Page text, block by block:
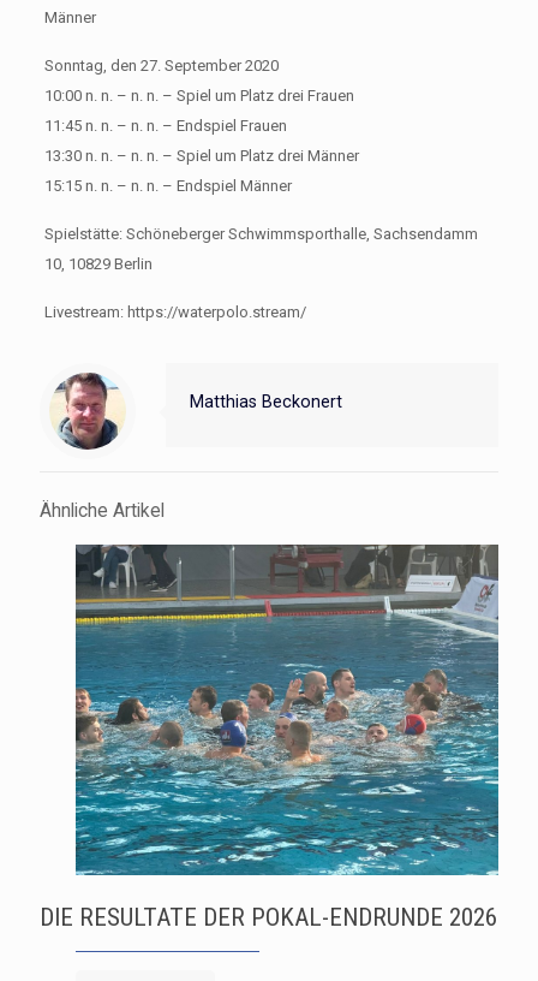
Männer
Sonntag, den 27. September 2020
10:00 n. n. – n. n. – Spiel um Platz drei Frauen
11:45 n. n. – n. n. – Endspiel Frauen
13:30 n. n. – n. n. – Spiel um Platz drei Männer
15:15 n. n. – n. n. – Endspiel Männer
Spielstätte: Schöneberger Schwimmsporthalle, Sachsendamm
10, 10829 Berlin
Livestream: https://waterpolo.stream/
Matthias Beckonert
Ähnliche Artikel
DIE RESULTATE DER POKAL-ENDRUNDE 2026